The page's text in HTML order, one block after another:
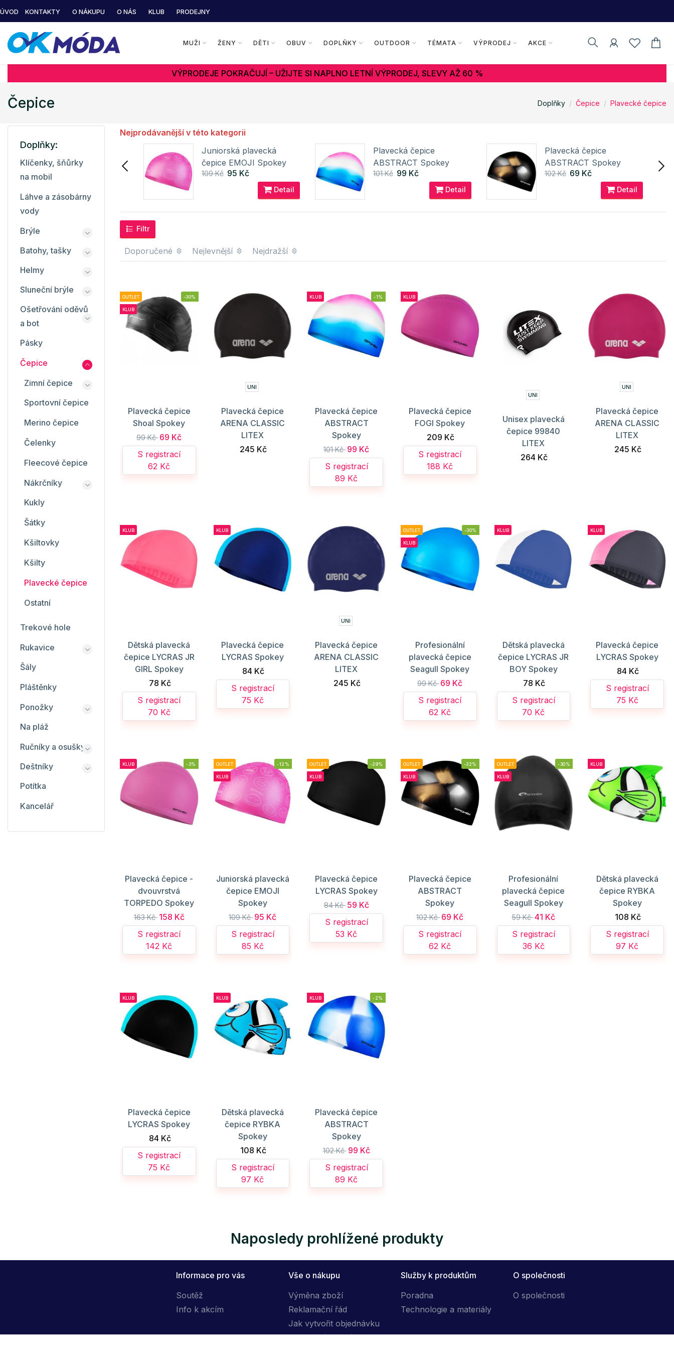
ÚVOD KONTAKTY O NÁKUPU O NÁS KLUB PRODEJNY
MUŽI ŽENY DĚTI OBUV DOPLŇKY OUTDOOR TÉMATA VÝPRODEJ AKCE
VÝPRODEJE POKRAČUJÍ – UŽIJTE SI NAPLNO LETNÍ VÝPRODEJ, SLEVY AŽ 60 %
Čepice Doplňky Čepice Plavecké čepice
Nejprodávanější v této kategorii
Dětská plavecká čepice
RYBKA Spokey
108 Kč
Juniorská plavecká
čepice EMOJI Spokey
109 Kč 95 Kč
Detail
Plavecká čepice
ABSTRACT Spokey
101 Kč 99 Kč
Detail
Plavecká čepice
ABSTRACT Spokey
102 Kč 69 Kč
Detail
Filtr
Doporučené Nejlevnější Nejdražší
OUTLET
KLUB
-30%
Plavecká čepice
Shoal Spokey
99 Kč 69 Kč
S registrací
62 Kč
UNI
Plavecká čepice
ARENA CLASSIC
LITEX
245 Kč
KLUB -1%
Plavecká čepice
ABSTRACT
Spokey
101 Kč 99 Kč
S registrací
89 Kč
KLUB
Plavecká čepice
FOGI Spokey
209 Kč
S registrací
188 Kč
UNI
Unisex plavecká
čepice 99840
LITEX
264 Kč
UNI
Plavecká čepice
ARENA CLASSIC
LITEX
245 Kč
KLUB
Dětská plavecká
čepice LYCRAS JR
GIRL Spokey
78 Kč
S registrací
70 Kč
KLUB
Plavecká čepice
LYCRAS Spokey
84 Kč
S registrací
75 Kč
UNI
Plavecká čepice
ARENA CLASSIC
LITEX
245 Kč
OUTLET
KLUB
-30%
Profesionální
plavecká čepice
Seagull Spokey
99 Kč 69 Kč
S registrací
62 Kč
KLUB
Dětská plavecká
čepice LYCRAS JR
BOY Spokey
78 Kč
S registrací
70 Kč
KLUB
Plavecká čepice
LYCRAS Spokey
84 Kč
S registrací
75 Kč
KLUB -3%
Plavecká čepice -
dvouvrstvá
TORPEDO Spokey
163 Kč 158 Kč
S registrací
142 Kč
OUTLET
KLUB
-12%
Juniorská plavecká
čepice EMOJI
Spokey
109 Kč 95 Kč
S registrací
85 Kč
OUTLET
KLUB
-29%
Plavecká čepice
LYCRAS Spokey
84 Kč 59 Kč
S registrací
53 Kč
OUTLET
KLUB
-32%
Plavecká čepice
ABSTRACT
Spokey
102 Kč 69 Kč
S registrací
62 Kč
OUTLET
KLUB
-30%
Profesionální
plavecká čepice
Seagull Spokey
59 Kč41 Kč
S registrací
36 Kč
KLUB
Dětská plavecká
čepice RYBKA
Spokey
108 Kč
S registrací
97 Kč
KLUB
Plavecká čepice
LYCRAS Spokey
84 Kč
S registrací
75 Kč
KLUB
Dětská plavecká
čepice RYBKA
Spokey
108 Kč
S registrací
97 Kč
KLUB -2%
Plavecká čepice
ABSTRACT
Spokey
102 Kč 99 Kč
S registrací
89 Kč
Doplňky:
Klíčenky, šňůrky
na mobil
Láhve a zásobárny
vody
Brýle
Batohy, tašky
Helmy
Sluneční brýle
Ošetřování oděvů
a bot
Pásky
Čepice
Zimní čepice
Sportovní čepice
Merino čepice
Čelenky
Fleecové čepice
Nákrčníky
Kukly
Šátky
Kšiltovky
Kšilty
Plavecké čepice
Ostatní
Trekové hole
Rukavice
Šály
Pláštěnky
Ponožky
Na pláž
Ručníky a osušky
Deštníky
Potítka
Kancelář
Naposledy prohlížené produkty
Informace pro vás
Soutěž
Info k akcím
Vše o nákupu
Výměna zboží
Reklamační řád
Jak vytvořit objednávku
Obchodní podmínky
Služby k produktům
Poradna
Technologie a materiály
O společnosti
O společnosti